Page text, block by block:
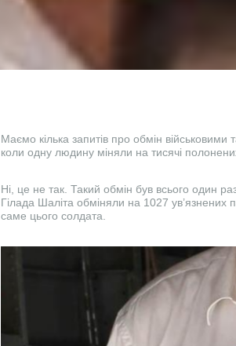
Маємо кілька запитів про обмін
коли одну людину міняли на тисячі
Ні, це не так. Такий обмін був всього один раз
Гілада Шаліта обміняли на 1027 ув’язнених
саме цього солдата.